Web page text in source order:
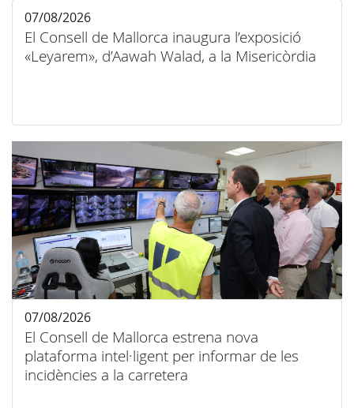
El Consell de Mallorca inaugura l’exposició
«Leyarem», d’Aawah Walad, a la Misericòrdia
07/08/2026
El Consell de Mallorca estrena nova
plataforma intel·ligent per informar de les
incidències a la carretera
07/08/2026